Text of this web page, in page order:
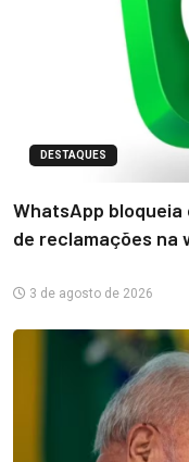
DESTAQUES
WhatsApp
de reclamações na
3 de agosto de 2026